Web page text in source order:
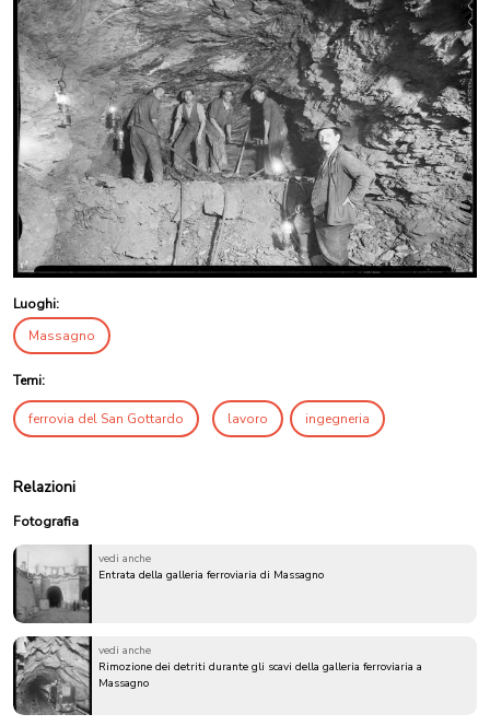
Luoghi:
Massagno
Temi:
ferrovia del San Gottardo lavoro ingegneria
Relazioni
Fotografia
vedi anche
Entrata della galleria ferroviaria di Massagno
vedi anche
Rimozione dei detriti durante gli scavi della galleria ferroviaria a
Massagno